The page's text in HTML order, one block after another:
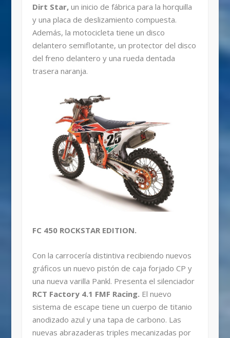
Dirt Star,un inicio de fábrica para la horquilla
y una placa de deslizamiento compuesta.
Además, la motocicleta tiene un disco
delantero semiflotante, un protector del disco
del freno delantero y una rueda dentada
trasera naranja.
FC 450 ROCKSTAR EDITION.
Con la carrocería distintiva recibiendo nuevos
gráficos un nuevo pistón de caja forjado CP y
una nueva varilla Pankl. Presenta el silenciador
RCT Factory 4.1 FMF Racing. El nuevo
sistema de escape tiene un cuerpo de titanio
anodizado azul y una tapa de carbono. Las
nuevas abrazaderas triples mecanizadas por